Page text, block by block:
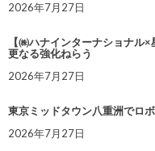
2026年7月27日
【㈱ハナインターナショナル
更なる強化ねらう
2026年7月27日
東京ミッドタウン八重洲でロ
2026年7月27日